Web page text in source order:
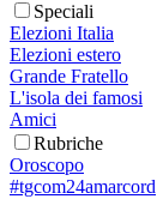
Speciali
Elezioni Italia
Elezioni estero
Grande Fratello
L'isola dei famosi
Amici
Rubriche
Oroscopo
#tgcom24amarcord